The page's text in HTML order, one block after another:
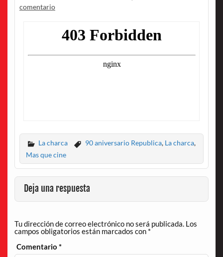
comentario
La charca 90 aniversario Republica, La charca,
Mas que cine
Deja una respuesta
Tu dirección de correo electrónico no será publicada. Los
campos obligatorios están marcados con *
Comentario*